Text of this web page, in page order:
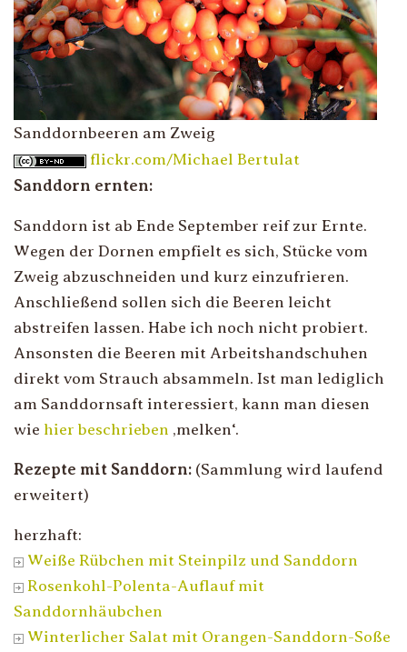
Sanddornbeeren am Zweig
flickr.com/Michael Bertulat
Sanddorn ernten:
Sanddorn ist ab Ende September reif zur Ernte.
Wegen der Dornen empfielt es sich, Stücke vom
Zweig abzuschneiden und kurz einzufrieren.
Anschließend sollen sich die Beeren leicht
abstreifen lassen. Habe ich noch nicht probiert.
Ansonsten die Beeren mit Arbeitshandschuhen
direkt vom Strauch absammeln. Ist man lediglich
am Sanddornsaft interessiert, kann man diesen
wie hier beschrieben ‚melken‘.
Rezepte mit Sanddorn: (Sammlung wird laufend
erweitert)
herzhaft:
Weiße Rübchen mit Steinpilz und Sanddorn
Rosenkohl-Polenta-Auflauf mit
Sanddornhäubchen
Winterlicher Salat mit Orangen-Sanddorn-Soße